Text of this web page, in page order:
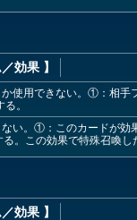
効果 】
使用できない。①：相
。
い。①：このカードが
。この効果で特殊召喚し
効果 】